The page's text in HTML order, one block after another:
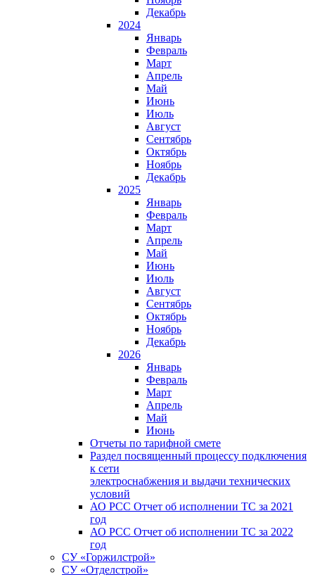
Декабрь
2024
Январь
Февраль
Март
Апрель
Май
Июнь
Июль
Август
Сентябрь
Октябрь
Ноябрь
Декабрь
2025
Январь
Февраль
Март
Апрель
Май
Июнь
Июль
Август
Сентябрь
Октябрь
Ноябрь
Декабрь
2026
Январь
Февраль
Март
Апрель
Май
Июнь
Отчеты по тарифной смете
Раздел посвященный процессу подключения
к сети
электроснабжения и выдачи технических
условий
АО РСС Отчет об исполнении ТС за 2021
год
АО РСС Отчет об исполнении ТС за 2022
год
СУ «Горжилстрой»
СУ «Отделстрой»